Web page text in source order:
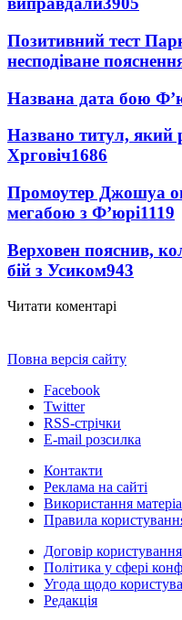
Позитивний тест
несподіване
Названа дата бою
Названо титул, який
Хрговіч1686
Промоутер Джошуа
мегабою з Ф’юрі1119
Верховен пояснив,
бій з Усиком943
Читати коментарі
Повна версія сайту
Facebook
Twitter
RSS-стрічки
E-mail розсилка
Контакти
Реклама на сайті
Використання
Правила
Договір
Політика у сфері
Угода щодо
Редакція